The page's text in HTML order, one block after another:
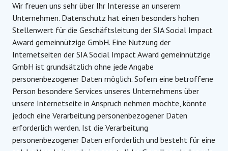
Wir freuen uns sehr über Ihr Interesse an unserem
Unternehmen. Datenschutz hat einen besonders hohen
Stellenwert für die Geschäftsleitung der SIA Social Impact
Award gemeinnützige GmbH. Eine Nutzung der
Internetseiten der SIA Social Impact Award gemeinnützige
GmbH ist grundsätzlich ohne jede Angabe
personenbezogener Daten möglich. Sofern eine betroffene
Person besondere Services unseres Unternehmens über
unsere Internetseite in Anspruch nehmen möchte, könnte
jedoch eine Verarbeitung personenbezogener Daten
erforderlich werden. Ist die Verarbeitung
personenbezogener Daten erforderlich und besteht für eine